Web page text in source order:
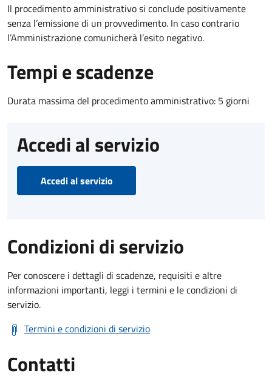
Il procedimento amministrativo si conclude positivamente
senza l’emissione di un provvedimento. In caso contrario
l’Amministrazione comunicherà l’esito negativo.
Tempi e scadenze
Durata massima del procedimento amministrativo: 5 giorni
Accedi al servizio
Accedi al servizio
Condizioni di servizio
Per conoscere i dettagli di scadenze, requisiti e altre
informazioni importanti, leggi i termini e le condizioni di
servizio.
Termini e condizioni di servizio
Contatti